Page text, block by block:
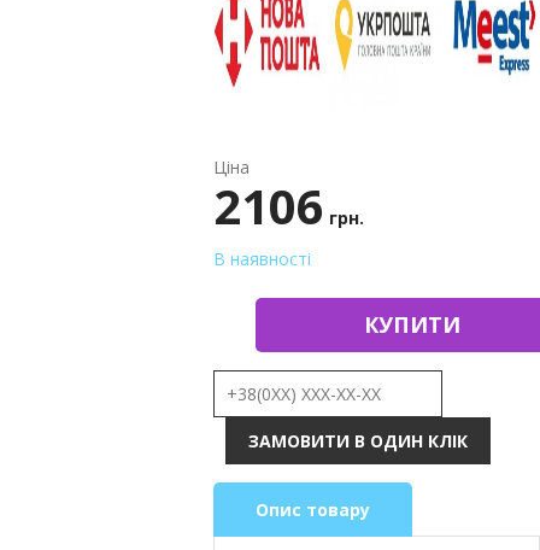
Ціна
2106 грн.
В наявності
КУПИТИ
Опис товару